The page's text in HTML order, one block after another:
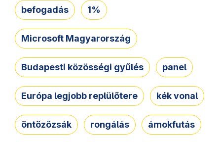
befogadás 1%
Microsoft Magyarország
Budapesti közösségi gyűlés panel
Európa legjobb replülőtere kék vonal
öntözőzsák rongálás ámokfutás